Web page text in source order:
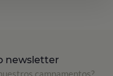
newsletter
campamentos?